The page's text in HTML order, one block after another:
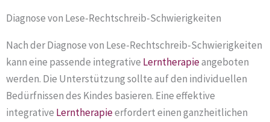
Diagnose von Lese-Rechtschreib-Schwierigkeiten
Nach der Diagnose von Lese-Rechtschreib-Schwierigkeiten
kann eine passende integrative Lerntherapieangeboten
werden. Die Unterstützung sollte auf den individuellen
Bedürfnissen des Kindes basieren. Eine effektive
integrative Lerntherapieerfordert einen ganzheitlichen